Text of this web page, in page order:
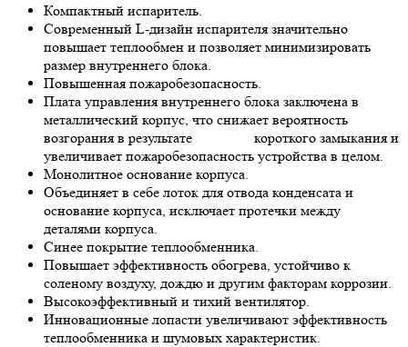
Компактный испаритель.
Современный L-дизайн испарителя значительно
повышает теплообмен и позволяет минимизировать
размер внутреннего блока.
Повышенная пожаробезопасность.
Плата управления внутреннего блока заключена в
металлический корпус, что снижает вероятность
возгорания в результате короткого замыкания и
увеличивает пожаробезопасность устройства в целом.
Монолитное основание корпуса.
Объединяет в себе лоток для отвода конденсата и
основание корпуса, исключает протечки между
деталями корпуса.
Синее покрытие теплообменника.
Повышает эффективность обогрева, устойчиво к
соленому воздуху, дождю и другим факторам коррозии.
Высокоэффективный и тихий вентилятор.
Инновационные лопасти увеличивают эффективность
теплообменника и шумовых характеристик.